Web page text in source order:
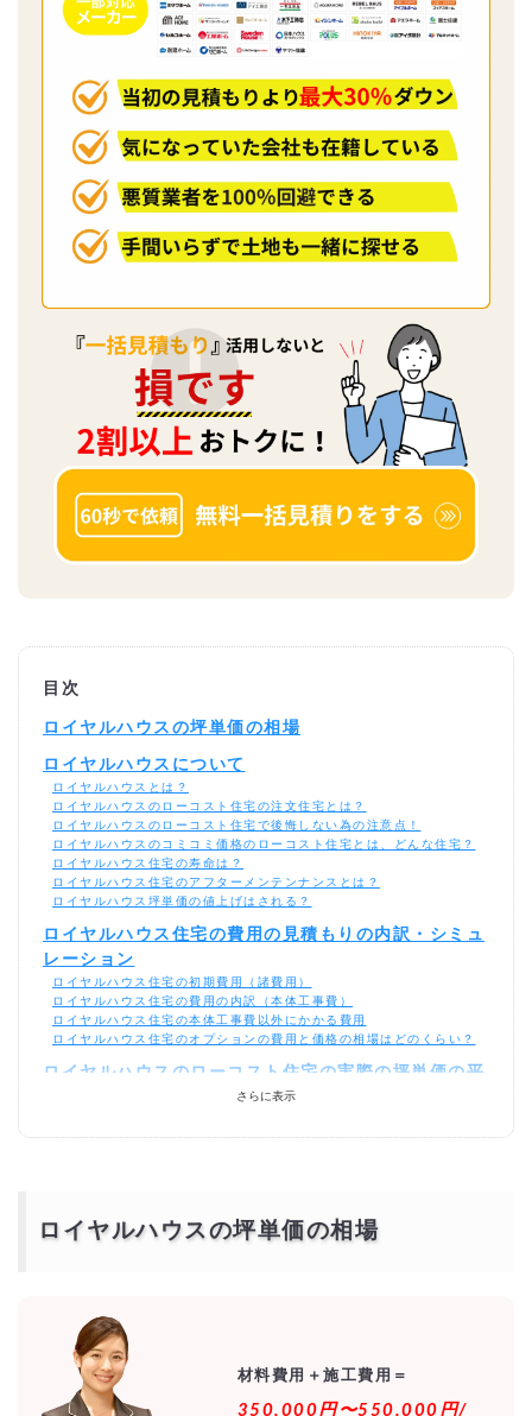
目次
ロイヤルハウスの坪単価の相場
ロイヤルハウスについて
ロイヤルハウスとは？
ロイヤルハウスのローコスト住宅の注文住宅とは？
ロイヤルハウスのローコスト住宅で後悔しない為の注意点！
ロイヤルハウスのコミコミ価格のローコスト住宅とは、どんな住宅？
ロイヤルハウス住宅の寿命は？
ロイヤルハウス住宅のアフターメンテンナンスとは？
ロイヤルハウス坪単価の値上げはされる？
ロイヤルハウス住宅の費用の見積もりの内訳・シミュ
レーション
ロイヤルハウス住宅の初期費用（諸費用）
ロイヤルハウス住宅の費用の内訳（本体工事費）
ロイヤルハウス住宅の本体工事費以外にかかる費用
ロイヤルハウス住宅のオプションの費用と価格の相場はどのくらい？
ロイヤルハウスのローコスト住宅の実際の坪単価の平
ロイヤルハウス住宅を総額1000万円以下で建てれる坪数の実例は？
300万円・400万円・500万円でもロイヤルハウス住宅の平屋なら建て
れる？
ロイヤルハウス以外のローコスト住宅のおすすめのハ
ウスメーカーのランキング
ロイヤルハウスなら総額1500万以下で土地込み30
さらに表示
ロイヤルハウスの坪単価の相場
材料費用＋施工費用＝
350,000円〜550,000円/